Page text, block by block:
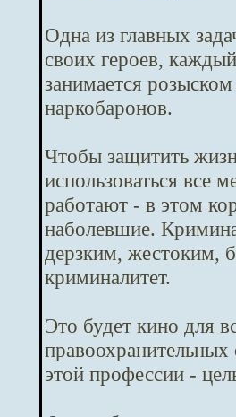
Одна из главных
своих героев,
занимается
наркобаронов.
Чтобы защитить
использоваться все
работают - в этом
наболевшие.
дерзким, жестоким,
криминалитет.
Это будет кино для
этой профессии -